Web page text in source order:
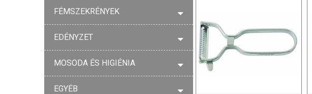
FÉMSZEKRÉNYEK
EDÉNYZET
MOSODA ÉS HIGIÉNIA
EGYÉB